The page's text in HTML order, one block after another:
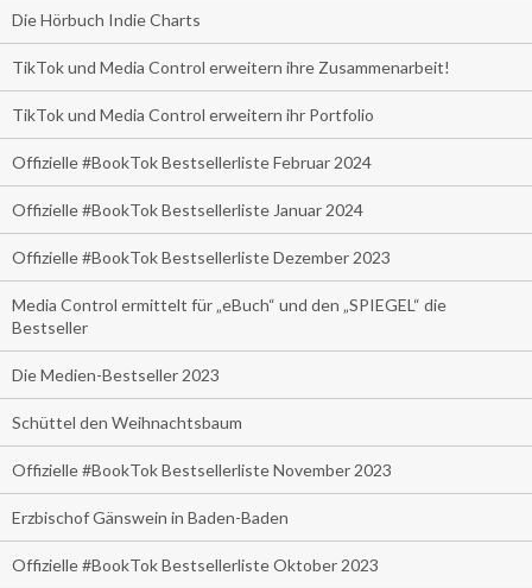
Die Hörbuch Indie Charts
TikTok und Media Control erweitern ihre Zusammenarbeit!
TikTok und Media Control erweitern ihr Portfolio
Offizielle #BookTok Bestsellerliste Februar 2024
Offizielle #BookTok Bestsellerliste Januar 2024
Offizielle #BookTok Bestsellerliste Dezember 2023
Media Control ermittelt für „eBuch“ und den „SPIEGEL“ die
Bestseller
Die Medien-Bestseller 2023
Schüttel den Weihnachtsbaum
Offizielle #BookTok Bestsellerliste November 2023
Erzbischof Gänswein in Baden-Baden
Offizielle #BookTok Bestsellerliste Oktober 2023